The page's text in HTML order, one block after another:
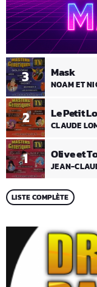
1 Olive et
JEAN-
2 Le Petit
CLAUDE
3 Mask
NOAM ET
LISTE COMPLÈTE